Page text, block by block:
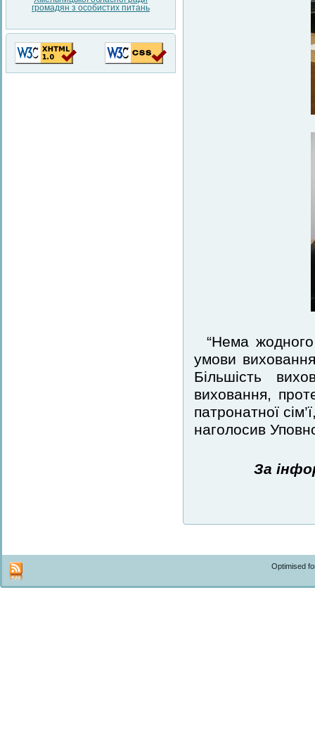
громадян з особистих питань
“Нема жодного
умови
Більшість
виховання,
патронатної
наголосив
За
Optimised